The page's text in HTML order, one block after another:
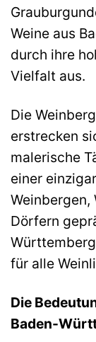
Weine aus
durch ihre
Vielfalt aus.
Die
erstrecken
malerische
einer
Weinbergen,
Dörfern
für alle
Die
Baden-